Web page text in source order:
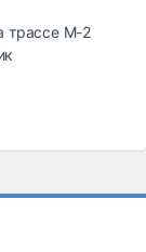
трассе М-2